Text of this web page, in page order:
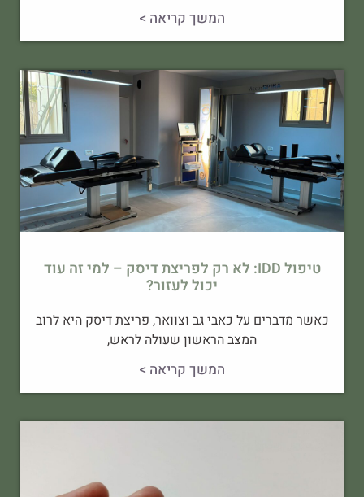
המשך קריאה >
טיפול IDD: לא רק לפריצת דיסק – למי זה עוד
יכול לעזור?
כאשר מדברים על כאבי גב וצוואר, פריצת דיסק היא לרוב
המצב הראשון שעולה לראש,
המשך קריאה >